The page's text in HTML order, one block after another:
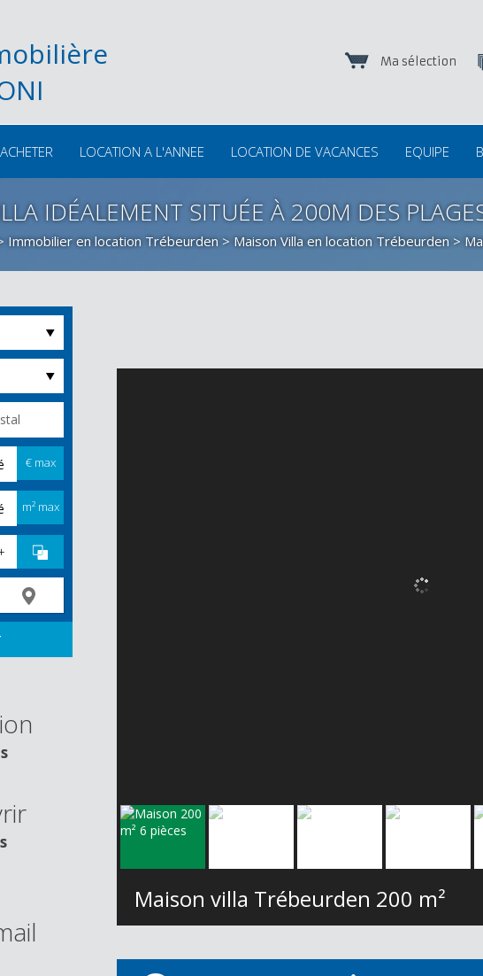
Ma sélection
ACHETER LOCATION A L'ANNEE LOCATION DE VACANCES EQUIPE
IDÉALEMENT SITUÉE À 200M DES
Immobilier en location Trébeurden > Maison Villa en location Trébeurden >
€ max
m² max
Maison villa Trébeurden 200 m²